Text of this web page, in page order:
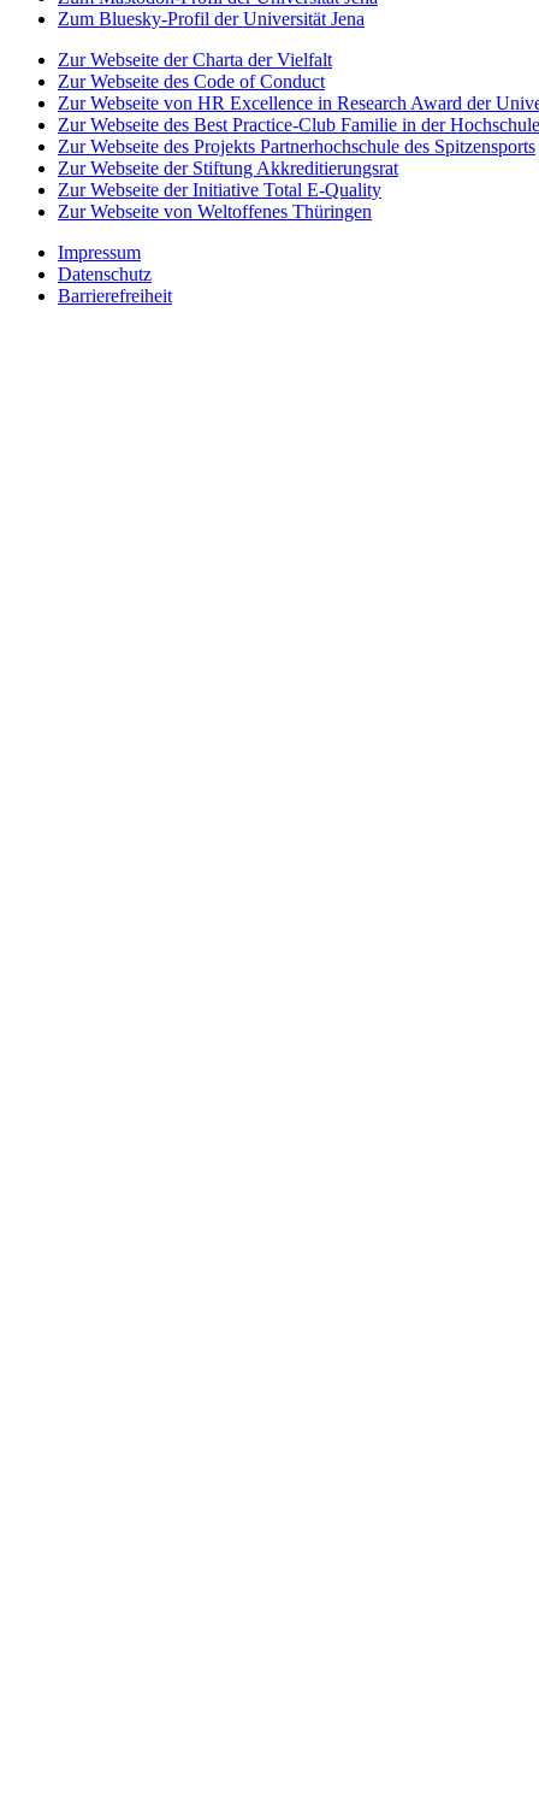
Zum Bluesky-Profil der Universität Jena
Zur Webseite der Charta der Vielfalt
Zur Webseite des Code of Conduct
Zur Webseite von HR Excellence in Research Award der
Zur Webseite des Best Practice-Club Familie in der Hochschule
Zur Webseite des Projekts Partnerhochschule des Spitzensports
Zur Webseite der Stiftung Akkreditierungsrat
Zur Webseite der Initiative Total E-Quality
Zur Webseite von Weltoffenes Thüringen
Impressum
Datenschutz
Barrierefreiheit